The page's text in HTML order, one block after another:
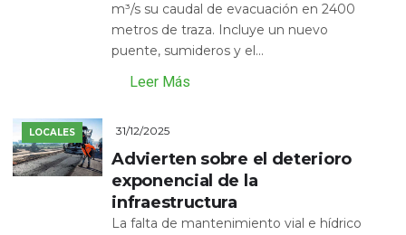
m³/s su caudal de evacuación en 2400
metros de traza. Incluye un nuevo
puente, sumideros y el...
Leer Más
LOCALES 31/12/2025
Advierten sobre el deterioro
exponencial de la
infraestructura
La falta de mantenimiento vial e hídrico